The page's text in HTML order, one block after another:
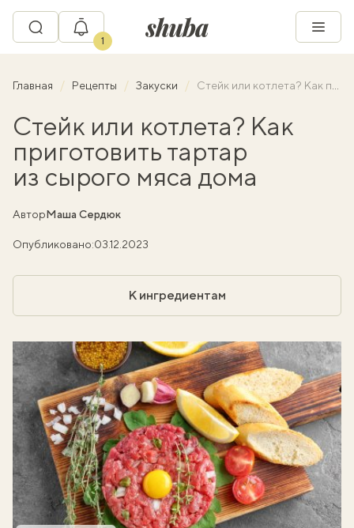
1
Главная Рецепты Закуски Стейк или котлета? Как приготовить тартар из сырого мяса дома
Стейк или котлета? Как
приготовить тартар
из сырого мяса дома
АвторМаша Сердюк
Опубликовано:03.12.2023
К ингредиентам